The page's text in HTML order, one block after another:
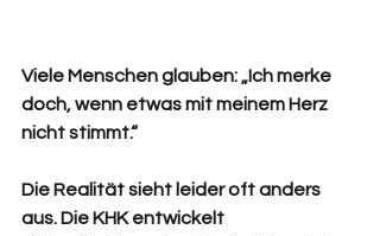
Viele Menschen glauben: „Ich merke
doch, wenn etwas mit meinem Herz
nicht stimmt.“
Die Realität sieht leider oft anders
aus. Die KHK entwickelt